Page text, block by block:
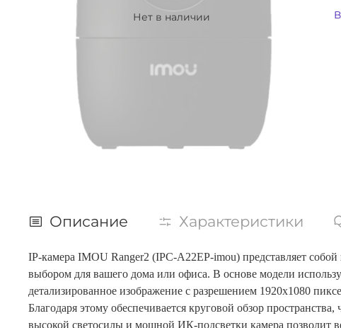
Нет в наличии
Описание Характеристики
IP-камера IMOU Ranger2 (IPC-A22EP-imou) представляет
выбором для вашего дома или офиса. В основе модели
детализированное изображение с разрешением 1920x1080
Благодаря этому обеспечивается круговой обзор
высокой светосилы и мощной ИК-подсветки камера позволит